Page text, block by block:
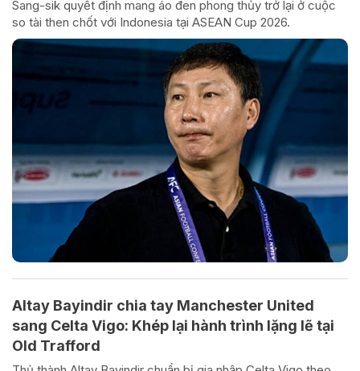
Sang-sik quyết định mang áo đen phong thủy trở lại ở cuộc
so tài then chốt với Indonesia tại ASEAN Cup 2026.
Altay Bayindir chia tay Manchester United
sang Celta Vigo: Khép lại hành trình lặng lẽ tại
Old Trafford